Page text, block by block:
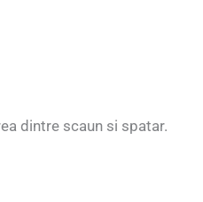
dintre scaun si spatar.